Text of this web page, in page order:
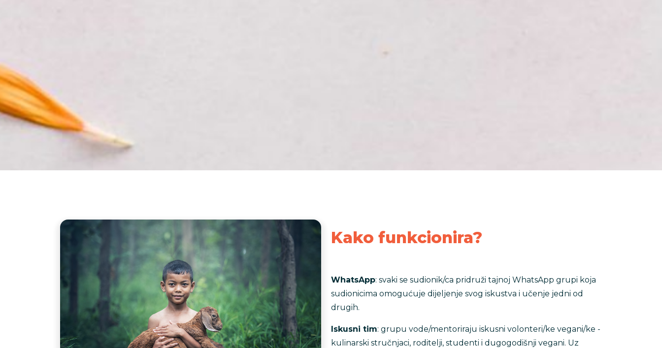
Kako funkcionira?
WhatsApp: svaki se sudionik/ca pridruži tajnoj WhatsApp grupi koja
sudionicima omogućuje dijeljenje svog iskustva i učenje jedni od
drugih.
Iskusni tim: grupu vode/mentoriraju iskusni volonteri/ke vegani/ke -
kulinarski stručnjaci, roditelji, studenti i dugogodišnji vegani. Uz